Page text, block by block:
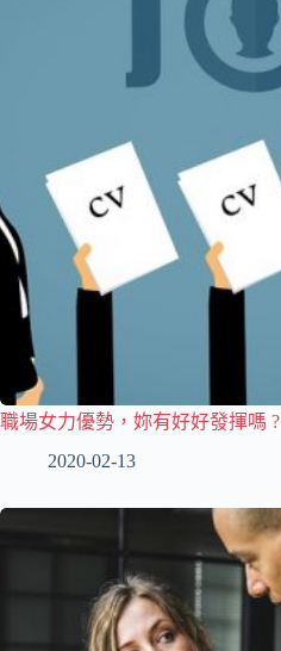
職場女力優勢，妳有好好發揮嗎 ?
2020-02-13